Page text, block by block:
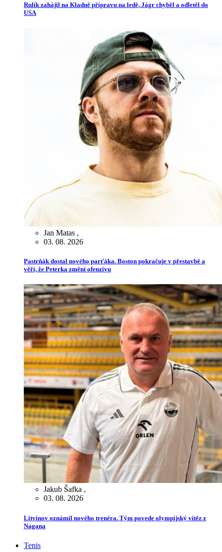
Rulík zahájil na Kladně přípravu na ledě, Jágr chyběl a odletěl do
USA
Jan Matas ,
03. 08. 2026
Pastrňák dostal nového parťáka. Boston pokračuje v přestavbě a
věří, že Peterka změní ofenzivu
Jakub Šafka ,
03. 08. 2026
Litvínov oznámil nového trenéra. Tým povede olympijský vítěz z
Nagana
Tenis